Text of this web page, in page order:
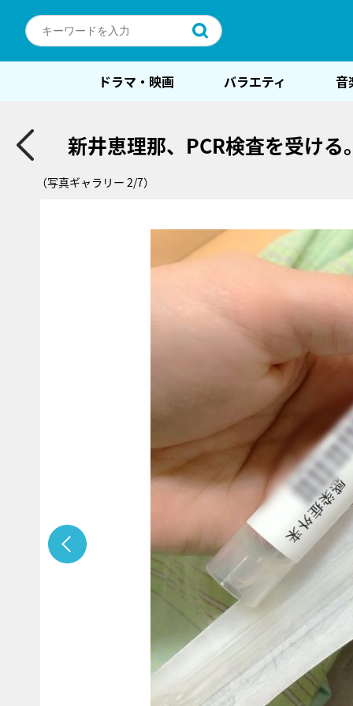
ドラマ・映画 バラエティ 音
新井恵理那、PCR検査を受け
（写真ギャラリー 2/7）